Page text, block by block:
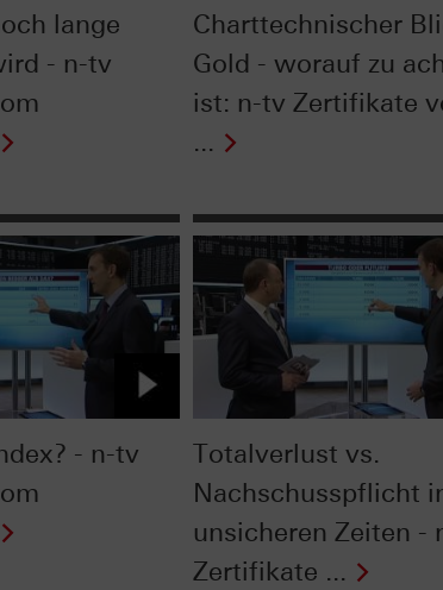
lange
- n-tv
Charttechnischer
Gold - worauf zu
ist: n-tv Zertifikate
...
- n-tv
Totalverlust vs.
Nachschusspflicht
unsicheren Zeiten -
Zertifikate ...